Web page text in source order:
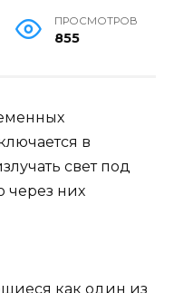
ПРОСМОТРОВ
855
в
свет под
через них
как один из